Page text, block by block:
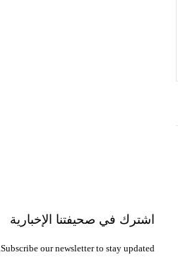
اشترك في صحيفتنا الإخبارية
Subscribe our newsletter to stay updated.